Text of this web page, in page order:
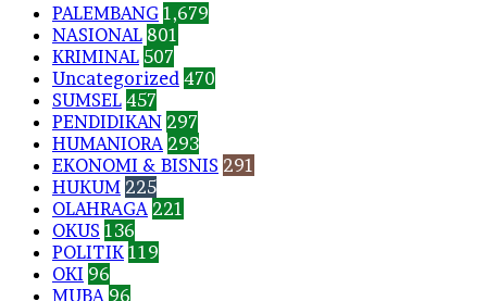
PALEMBANG 1,679
NASIONAL 801
KRIMINAL 507
Uncategorized 470
SUMSEL 457
PENDIDIKAN 297
HUMANIORA 293
EKONOMI & BISNIS 291
HUKUM 225
OLAHRAGA 221
OKUS 136
POLITIK 119
OKI 96
MUBA 96